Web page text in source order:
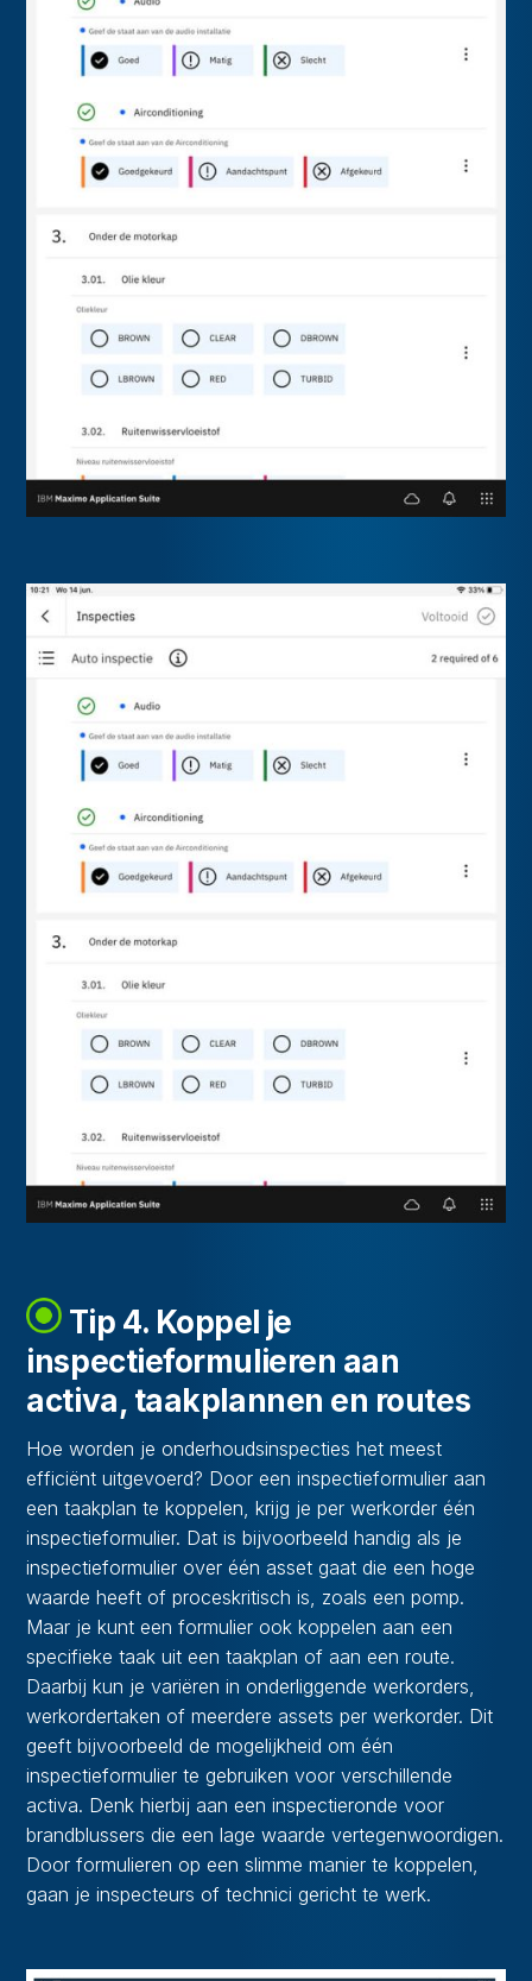
Tip 4. Koppel je
inspectieformulieren aan
activa, taakplannen en routes
Hoe worden je onderhoudsinspecties het meest
efficiënt uitgevoerd? Door een inspectieformulier aan
een taakplan te koppelen, krijg je per werkorder één
inspectieformulier. Dat is bijvoorbeeld handig als je
inspectieformulier over één asset gaat die een hoge
waarde heeft of proceskritisch is, zoals een pomp.
Maar je kunt een formulier ook koppelen aan een
specifieke taak uit een taakplan of aan een route.
Daarbij kun je variëren in onderliggende werkorders,
werkordertaken of meerdere assets per werkorder. Dit
geeft bijvoorbeeld de mogelijkheid om één
inspectieformulier te gebruiken voor verschillende
activa. Denk hierbij aan een inspectieronde voor
brandblussers die een lage waarde vertegenwoordigen.
Door formulieren op een slimme manier te koppelen,
gaan je inspecteurs of technici gericht te werk.